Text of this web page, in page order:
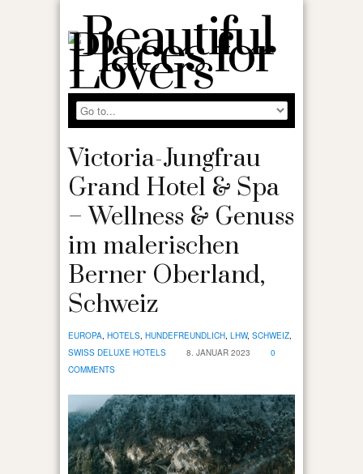
Victoria-Jungfrau
Grand Hotel & Spa
– Wellness & Genuss
im malerischen
Berner Oberland,
Schweiz
EUROPA, HOTELS, HUNDEFREUNDLICH, LHW, SCHWEIZ,
SWISS DELUXE HOTELS
8. JANUAR 2023
0
COMMENTS